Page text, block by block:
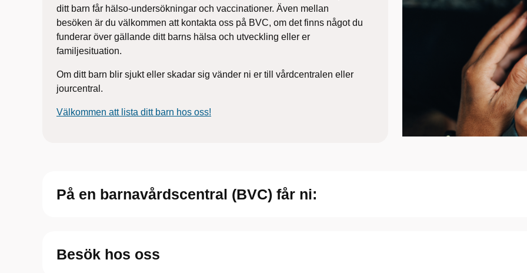
ditt barn får hälso-undersökningar och vaccinationer. Även mellan
besöken är du välkommen att kontakta oss på BVC, om det finns något du
funderar över gällande ditt barns hälsa och utveckling eller er
familjesituation.​
​Om ditt barn blir sjukt eller skadar sig vänder ni er till vårdcentralen eller
jourcentral.
Välkommen att lista ditt barn hos oss!
På en barnavårdscentral (BVC) får ni:
Besök hos oss